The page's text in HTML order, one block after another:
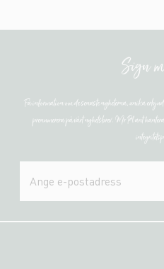
Sign
Få information om de senaste nyheterna, unika
prenumerera på vårt nyhetsbrev. Mr Plant